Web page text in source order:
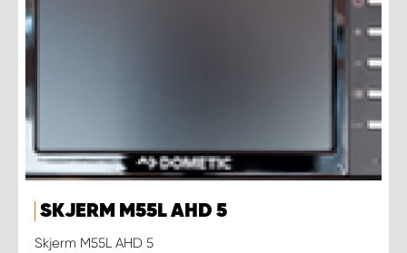
SKJERM M55L AHD 5
Skjerm M55L AHD 5